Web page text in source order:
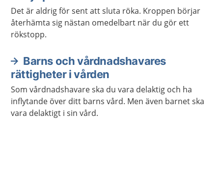
Det är aldrig för sent att sluta röka. Kroppen börjar
återhämta sig nästan omedelbart när du gör ett
rökstopp.
Barns och vårdnadshavares
rättigheter i vården
Som vårdnadshavare ska du vara delaktig och ha
inflytande över ditt barns vård. Men även barnet ska
vara delaktigt i sin vård.